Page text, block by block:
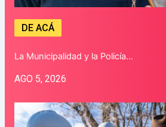
DE ACÁ
La Municipalidad y la Policía…
AGO 5, 2026